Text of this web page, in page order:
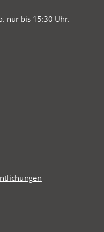
nur bis 15:30 Uhr.